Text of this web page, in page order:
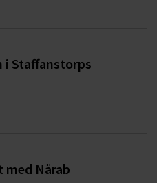
i Staffanstorps
Nårab